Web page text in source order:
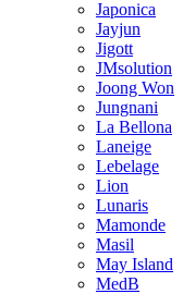
Japonica
Jayjun
Jigott
JMsolution
Joong Won
Jungnani
La Bellona
Laneige
Lebelage
Lion
Lunaris
Mamonde
Masil
May Island
MedB